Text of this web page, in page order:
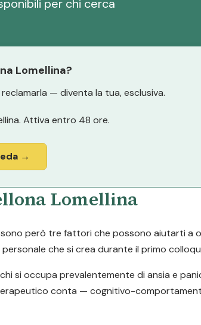
per chi cerca
Lomellina?
— diventa la tua, esclusiva.
Attiva entro 48 ore.
→
Lomellina
però tre fattori che possono aiutarti a
che si crea durante il primo
si occupa prevalentemente di ansia e
conta — cognitivo-